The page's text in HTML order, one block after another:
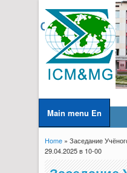
Main menu En
You are here
Home» Заседание
29.04.2025 в 10-00